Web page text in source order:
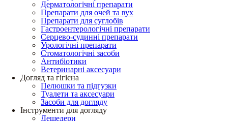
Дерматологічні препарати
Препарати для очей та вух
Препарати для суглобів
Гастроентерологічні препарати
Серцево-судинні препарати
Урологічні препарати
Стоматологічні засоби
Антибіотики
Ветеринарні аксесуари
Догляд та гігієна
Пелюшки та підгузки
Туалети та аксесуари
Засоби для догляду
Інструменти для догляду
Дешедери